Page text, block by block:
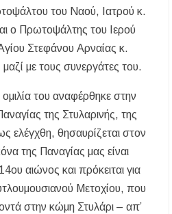
του Ναού, Ιατρού κ.
ο Πρωτοψάλτης του Ιερού
Στεφάνου Αρναίας κ.
με τους συνεργάτες του.
του αναφέρθηκε στην
της Στυλαρινής, της
ελέγχθη, θησαυρίζεται στον
της Παναγίας μας είναι
αιώνος και πρόκειται για
Μετοχίου, που
στην κώμη Στυλάρι – απ’